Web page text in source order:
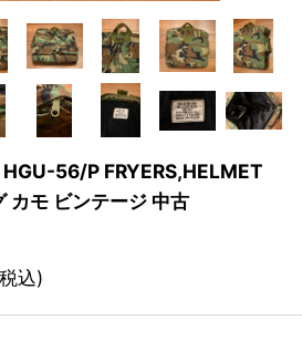
56/P FRYERS,HELMET
カモ ビンテージ 中古
込)